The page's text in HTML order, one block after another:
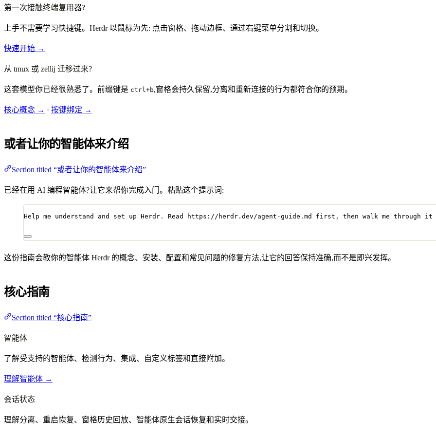
第一次接触终端复用器?
上手不需要学习快捷键。Herdr 以鼠标为先: 点击窗格、拖动边框、通过右键菜单分割和切换。
快速开始 →
从 tmux 或 zellij 迁移过来?
这套模型你已经很熟悉了。前缀键是 ctrl+b,窗格会持久保留,分离和重新连接的行为都符合你的预期。
核心概念 → · 按键绑定 →
或者让你的智能体来介绍
Section titled “或者让你的智能体来介绍”
已经在用 AI 编程智能体?让它来帮你完成入门。粘贴这个提示词:
Help me understand and set up Herdr. Read https://herdr.dev/agent-guide.md first, then walk me through
这份指南会教你的智能体 Herdr 的概念、安装、配置和常见问题的修复方法,让它的回答保持准确,而不是即兴发挥。
核心指南
Section titled “核心指南”
智能体
了解受支持的智能体、检测行为、集成、自定义标签和直接附加。
理解智能体 →
会话状态
理解分离、重启恢复、窗格历史回放、智能体原生会话恢复和实时交接。